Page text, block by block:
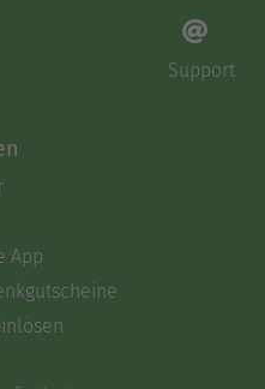
Support
App